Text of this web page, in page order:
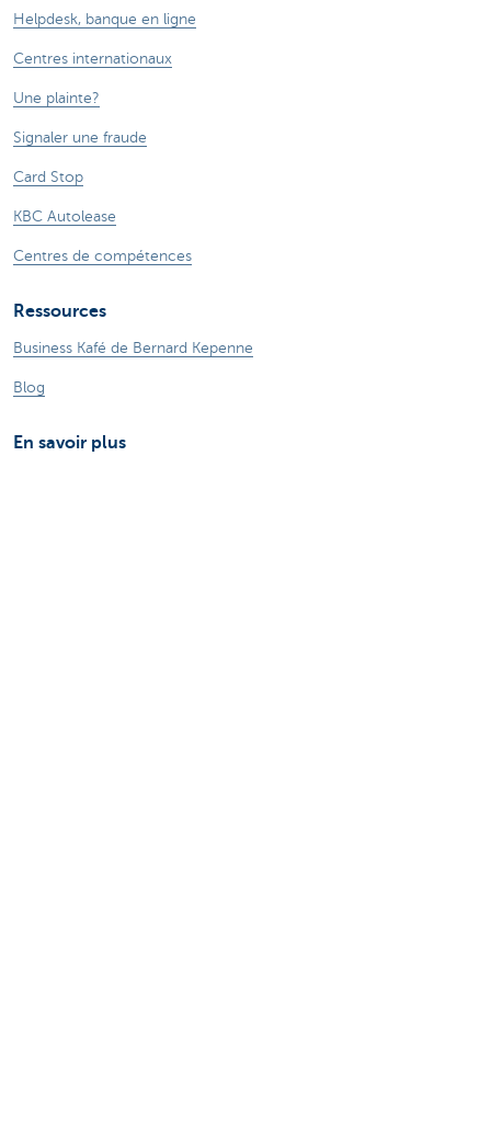
Helpdesk, banque en ligne
Centres internationaux
Une plainte?
Signaler une fraude
Card Stop
KBC Autolease
Centres de compétences
Ressources
Business Kafé de Bernard Kepenne
Blog
En savoir plus